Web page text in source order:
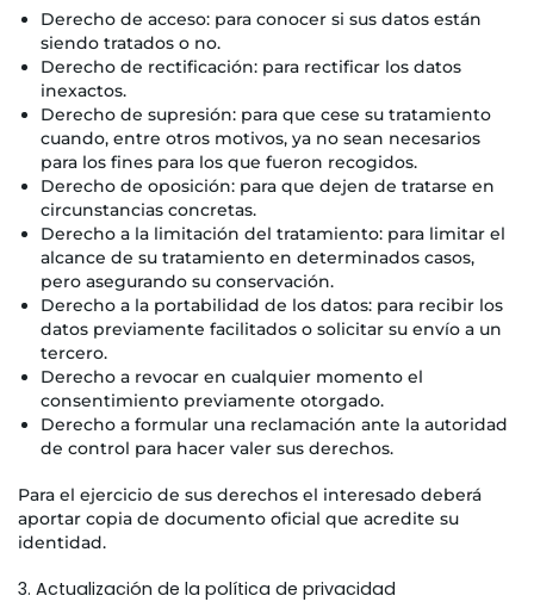
Derecho de acceso: para conocer si sus datos están
siendo tratados o no.
Derecho de rectificación: para rectificar los datos
inexactos.
Derecho de supresión: para que cese su tratamiento
cuando, entre otros motivos, ya no sean necesarios
para los fines para los que fueron recogidos.
Derecho de oposición: para que dejen de tratarse en
circunstancias concretas.
Derecho a la limitación del tratamiento: para limitar el
alcance de su tratamiento en determinados casos,
pero asegurando su conservación.
Derecho a la portabilidad de los datos: para recibir los
datos previamente facilitados o solicitar su envío a un
tercero.
Derecho a revocar en cualquier momento el
consentimiento previamente otorgado.
Derecho a formular una reclamación ante la autoridad
de control para hacer valer sus derechos.
Para el ejercicio de sus derechos el interesado deberá
aportar copia de documento oficial que acredite su
identidad.
3. Actualización de la política de privacidad